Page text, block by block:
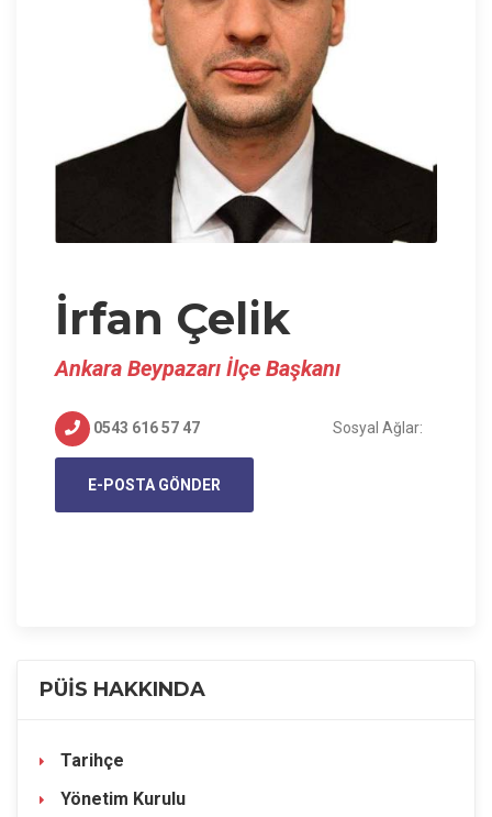
İrfan Çelik
Ankara Beypazarı İlçe Başkanı
0543 616 57 47 Sosyal Ağlar:
E-POSTA GÖNDER
PÜİS HAKKINDA
Tarihçe
Yönetim Kurulu